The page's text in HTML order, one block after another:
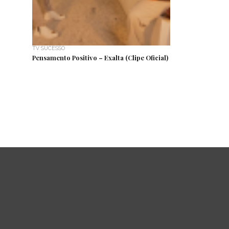
TV SUCESSO
Pensamento Positivo – Exalta (Clipe Oficial)